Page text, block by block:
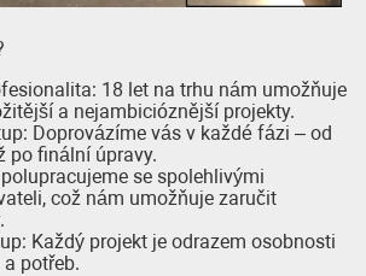
18 let na trhu nám umožňuje
a nejambicióznější projekty.
Doprovázíme vás v každé fázi – od
po finální úpravy.
se spolehlivými
což nám umožňuje zaručit
Každý projekt je odrazem osobnosti
potřeb.